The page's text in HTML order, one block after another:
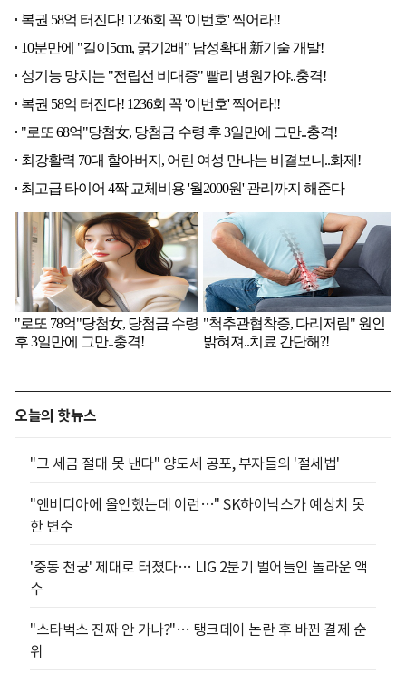
오늘의 핫뉴스
"그 세금 절대 못 낸다" 양도세 공포, 부자들의 '절세법'
"엔비디아에 올인했는데 이런…" SK하이닉스가 예상치 못
한 변수
'중동 천궁' 제대로 터졌다… LIG 2분기 벌어들인 놀라운 액
수
"스타벅스 진짜 안 가나?"… 탱크데이 논란 후 바뀐 결제 순
위